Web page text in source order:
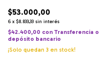
$53.000,00
6 x $8.833,33 sin interés
$42.400,00 con Transferencia o
depósito bancario
¡Solo quedan 3 en stock!